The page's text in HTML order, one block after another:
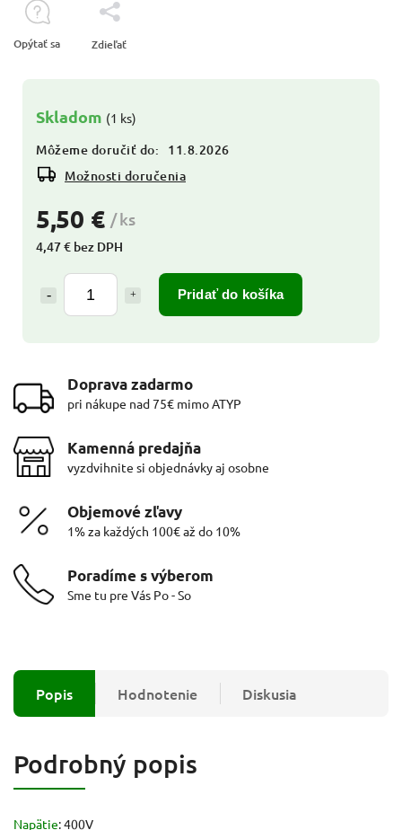
5,50 € / ks
4,47 € bez DPH
Pridať do košíka
Skladom (1 ks)
Môžeme doručiť do:
11.8.2026
Možnosti doručenia
Opýtať sa Zdieľať
Doprava zadarmo
pri nákupe nad 75€ mimo ATYP
Kamenná predajňa
vyzdvihnite si objednávky aj osobne
Objemové zľavy
1% za každých 100€ až do 10%
Poradíme s výberom
Sme tu pre Vás Po - So
Popis Hodnotenie Diskusia
Podrobný popis
Napätie: 400V